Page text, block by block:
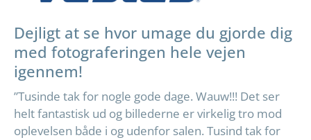
Dejligt at se hvor umage du gjorde dig
med fotograferingen hele vejen
igennem!
”Tusinde tak for nogle gode dage. Wauw!!! Det ser
helt fantastisk ud og billederne er virkelig tro mod
oplevelsen både i og udenfor salen. Tusind tak for